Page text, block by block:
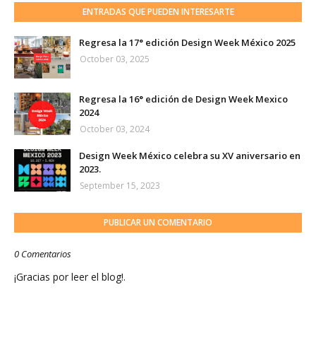
ENTRADAS QUE PUEDEN INTERESARTE
Regresa la 17° edición Design Week México 2025
October 03, 2025
Regresa la 16° edición de Design Week Mexico
2024
October 03, 2024
Design Week México celebra su XV aniversario en
2023.
September 15, 2023
PUBLICAR UN COMENTARIO
0 Comentarios
¡Gracias por leer el blog!.